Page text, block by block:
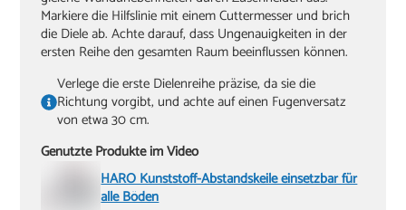
Markiere die Hilfslinie mit einem Cuttermesser und brich
die Diele ab. Achte darauf, dass Ungenauigkeiten in der
ersten Reihe den gesamten Raum beeinflussen können.
Verlege die erste Dielenreihe präzise, da sie die
Richtung vorgibt, und achte auf einen Fugenversatz
von etwa 30 cm.
Genutzte Produkte im Video
HARO Kunststoff-Abstandskeile einsetzbar für
alle Böden